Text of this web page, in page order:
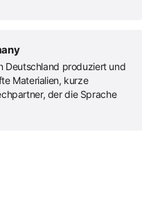
Deutschland produziert und
Materialien, kurze
der die Sprache